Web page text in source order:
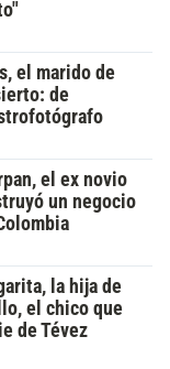
el marido de
de
el ex novio
un negocio
la hija de
el chico que
de Tévez